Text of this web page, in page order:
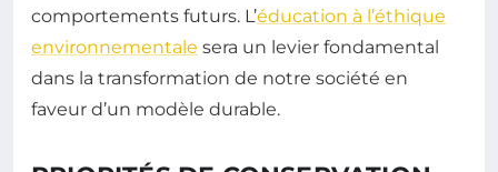
comportements futurs. L’éducation à l’éthique
environnementale sera un levier fondamental
dans la transformation de notre société en
faveur d’un modèle durable.